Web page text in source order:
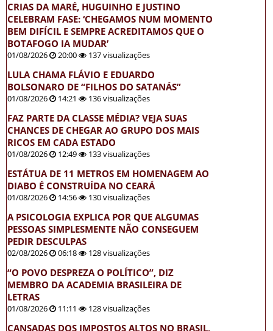
CRIAS DA MARÉ, HUGUINHO E JUSTINO
CELEBRAM FASE: ‘CHEGAMOS NUM MOMENTO
BEM DIFÍCIL E SEMPRE ACREDITAMOS QUE O
BOTAFOGO IA MUDAR’
01/08/2026 20:00 137 visualizações
LULA CHAMA FLÁVIO E EDUARDO
BOLSONARO DE “FILHOS DO SATANÁS”
01/08/2026 14:21 136 visualizações
FAZ PARTE DA CLASSE MÉDIA? VEJA SUAS
CHANCES DE CHEGAR AO GRUPO DOS MAIS
RICOS EM CADA ESTADO
01/08/2026 12:49 133 visualizações
ESTÁTUA DE 11 METROS EM HOMENAGEM AO
DIABO É CONSTRUÍDA NO CEARÁ
01/08/2026 14:56 130 visualizações
A PSICOLOGIA EXPLICA POR QUE ALGUMAS
PESSOAS SIMPLESMENTE NÃO CONSEGUEM
PEDIR DESCULPAS
02/08/2026 06:18 128 visualizações
“O POVO DESPREZA O POLÍTICO”, DIZ
MEMBRO DA ACADEMIA BRASILEIRA DE
LETRAS
01/08/2026 11:11 128 visualizações
CANSADAS DOS IMPOSTOS ALTOS NO BRASIL,